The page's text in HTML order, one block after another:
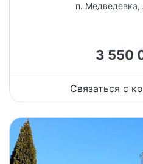
п. Медведевка,
3 550
Связаться с